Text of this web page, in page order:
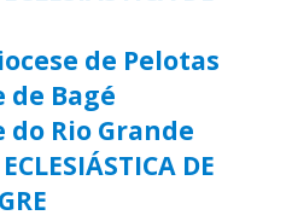
de Pelotas
de Bagé
do Rio Grande
DE